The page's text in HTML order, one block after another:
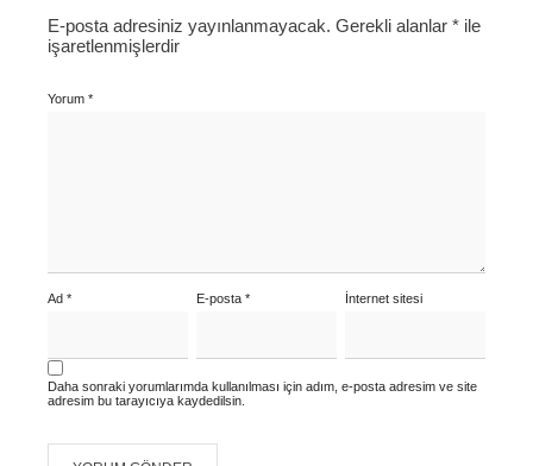
E-posta adresiniz yayınlanmayacak. Gerekli alanlar * ile
işaretlenmişlerdir
Yorum *
Ad * E-posta* İnternet sitesi
Daha sonraki yorumlarımda kullanılması için adım, e-posta adresim ve site
adresim bu tarayıcıya kaydedilsin.